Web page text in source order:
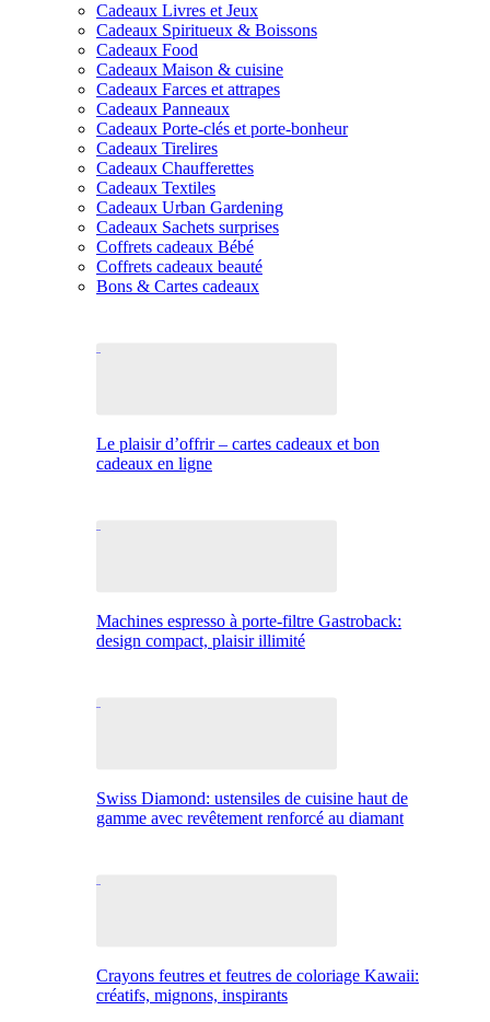
Cadeaux Livres et Jeux
Cadeaux Spiritueux & Boissons
Cadeaux Food
Cadeaux Maison & cuisine
Cadeaux Farces et attrapes
Cadeaux Panneaux
Cadeaux Porte-clés et porte-bonheur
Cadeaux Tirelires
Cadeaux Chaufferettes
Cadeaux Textiles
Cadeaux Urban Gardening
Cadeaux Sachets surprises
Coffrets cadeaux Bébé
Coffrets cadeaux beauté
Bons & Cartes cadeaux
Le plaisir d’offrir – cartes cadeaux et bon
cadeaux en ligne
Machines espresso à porte-filtre Gastroback:
design compact, plaisir illimité
Swiss Diamond: ustensiles de cuisine haut de
gamme avec revêtement renforcé au diamant
Crayons feutres et feutres de coloriage Kawaii:
créatifs, mignons, inspirants